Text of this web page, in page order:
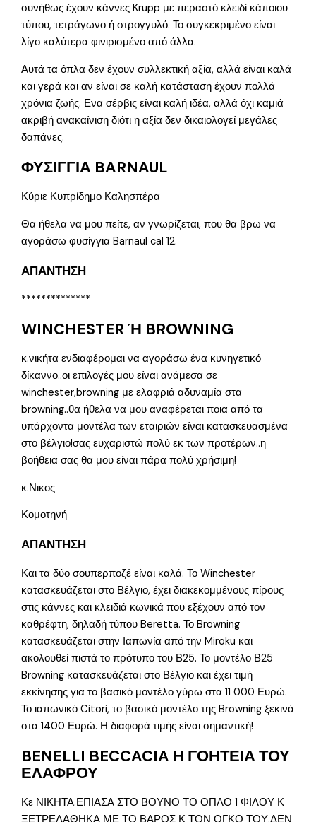
συνήθως έχουν κάννες Krupp με περαστό κλειδί κάποιου
τύπου, τετράγωνο ή στρογγυλό. Το συγκεκριμένο είναι
λίγο καλύτερα φινιρισμένο από άλλα.
Αυτά τα όπλα δεν έχουν συλλεκτική αξία, αλλά είναι καλά
και γερά και αν είναι σε καλή κατάσταση έχουν πολλά
χρόνια ζωής. Ενα σέρβις είναι καλή ιδέα, αλλά όχι καμιά
ακριβή ανακαίνιση διότι η αξία δεν δικαιολογεί μεγάλες
δαπάνες.
ΦΥΣΙΓΓΙΑ BARNAUL
Κύριε Κυπρίδημο Καλησπέρα
Θα ήθελα να μου πείτε, αν γνωρίζεται, που θα βρω να
αγοράσω φυσίγγια Barnaul cal 12.
ΑΠΑΝΤΗΣΗ
**************
WINCHESTER Ή BROWNING
κ.νικήτα ενδιαφέρομαι να αγοράσω ένα κυνηγετικό
δίκαννο..οι επιλογές μου είναι ανάμεσα σε
winchester,browning με ελαφριά αδυναμία στα
browning..θα ήθελα να μου αναφέρεται ποια από τα
υπάρχοντα μοντέλα των εταιριών είναι κατασκευασμένα
στο βέλγιο!σας ευχαριστώ πολύ εκ των προτέρων..η
βοήθεια σας θα μου είναι πάρα πολύ χρήσιμη!
κ.Νικος
Κομοτηνή
ΑΠΑΝΤΗΣΗ
Και τα δύο σουπερποζέ είναι καλά. Το Winchester
κατασκευάζεται στο Βέλγιο, έχει διακεκομμένους πίρους
στις κάννες και κλειδιά κωνικά που εξέχουν από τον
καθρέφτη, δηλαδή τύπου Beretta. Το Browning
κατασκευάζεται στην Ιαπωνία από την Miroku και
ακολουθεί πιστά το πρότυπο του Β25. Το μοντέλο Β25
Browning κατασκευάζεται στο Βέλγιο και έχει τιμή
εκκίνησης για το βασικό μοντέλο γύρω στα 11 000 Ευρώ.
Το ιαπωνικό Citori, το βασικό μοντέλο της Browning ξεκινά
στα 1400 Ευρώ. Η διαφορά τιμής είναι σημαντική!
BENELLI BECCACIA Η ΓΟΗΤΕΙΑ ΤΟΥ
ΕΛΑΦΡΟΥ
Κε ΝΙΚΗΤΑ.ΕΠΙΑΣΑ ΣΤΟ ΒΟΥΝΟ ΤΟ ΟΠΛΟ 1 ΦΙΛΟΥ Κ